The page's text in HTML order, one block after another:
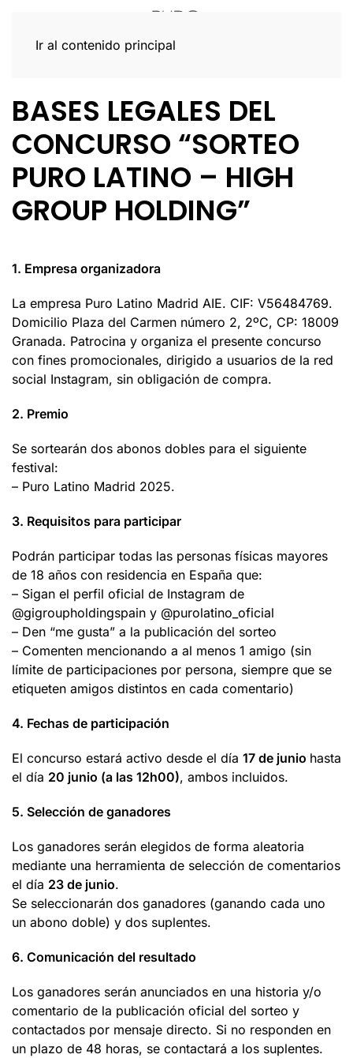
Ir al contenido principal
BASES LEGALES DEL
CONCURSO “SORTEO
PURO LATINO – HIGH
GROUP HOLDING”
1. Empresa organizadora
La empresa Puro Latino Madrid AIE. CIF: V56484769.
Domicilio Plaza del Carmen número 2, 2ºC, CP: 18009
Granada. Patrocina y organiza el presente concurso
con fines promocionales, dirigido a usuarios de la red
social Instagram, sin obligación de compra.
2. Premio
Se sortearán dos abonos dobles para el siguiente
festival:
– Puro Latino Madrid 2025.
3. Requisitos para participar
Podrán participar todas las personas físicas mayores
de 18 años con residencia en España que:
– Sigan el perfil oficial de Instagram de
@gigroupholdingspain y @purolatino_oficial
– Den “me gusta” a la publicación del sorteo
– Comenten mencionando a al menos 1 amigo (sin
límite de participaciones por persona, siempre que se
etiqueten amigos distintos en cada comentario)
4. Fechas de participación
El concurso estará activo desde el día 17 de junio hasta
el día 20 junio (a las 12h00), ambos incluidos.
5. Selección de ganadores
Los ganadores serán elegidos de forma aleatoria
mediante una herramienta de selección de comentarios
el día 23 de junio.
Se seleccionarán dos ganadores (ganando cada uno
un abono doble) y dos suplentes.
6. Comunicación del resultado
Los ganadores serán anunciados en una historia y/o
comentario de la publicación oficial del sorteo y
contactados por mensaje directo. Si no responden en
un plazo de 48 horas, se contactará a los suplentes.